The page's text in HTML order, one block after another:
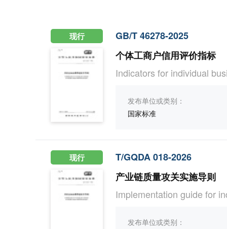
CCS 全部 A综合(2)
现行
GB/T 46278-2025
个体工商户信用评价指标
Indicators for individual
发布单位或类别：
国家标准
现行
T/GQDA 018-2026
产业链质量攻关实施导则
Implementation guide for
发布单位或类别：